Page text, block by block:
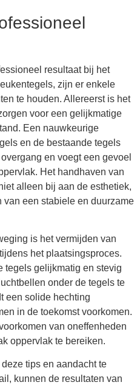
resultaat bij het
zijn er enkele
te houden. Allereerst is het
voor een gelijkmatige
Een nauwkeurige
en de bestaande tegels
en voegt een gevoel
Het handhaven van
alleen bij aan de esthetiek,
van een stabiele en duurzame
is het vermijden van
het plaatsingsproces.
tegels gelijkmatig en stevig
onder de tegels te
een solide hechting
in de toekomst voorkomen.
van oneffenheden
oppervlak te bereiken.
tips en aandacht te
kunnen de resultaten van